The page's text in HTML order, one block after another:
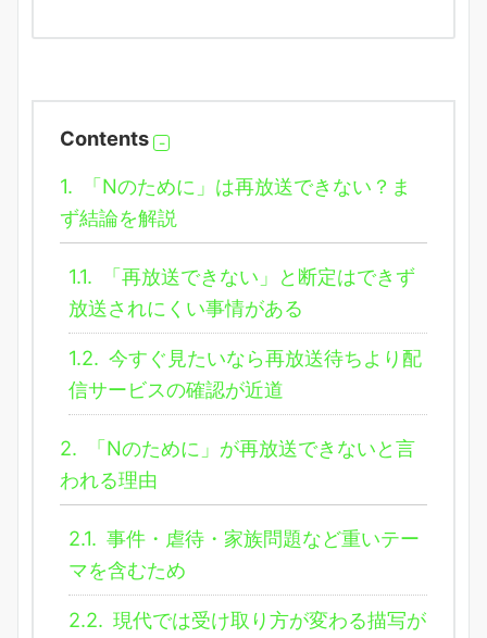
Contents
1.
「Nのために」は再放送できない？ま
ず結論を解説
1.1.
「再放送できない」と断定はできず
放送されにくい事情がある
1.2. 今すぐ見たいなら再放送待ちより配
信サービスの確認が近道
2.
「Nのために」が再放送できないと言
われる理由
2.1. 事件・虐待・家族問題など重いテー
マを含むため
2.2. 現代では受け取り方が変わる描写が